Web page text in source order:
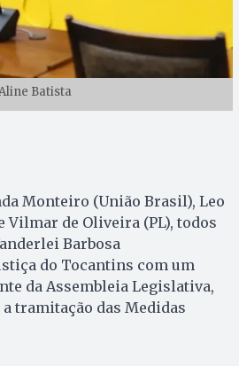
Batista
Monteiro (União Brasil), Leo
Vilmar de Oliveira (PL), todos
Barbosa
do Tocantins com um
da Assembleia Legislativa,
tramitação das Medidas